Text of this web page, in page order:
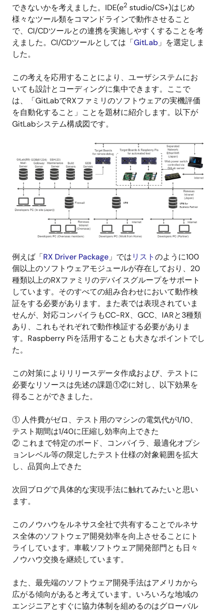
できないかを考えました。IDE(e2 studio/CS+)はじめ
様々なツール類をコマンドラインで動作させること
で、CI/CDツールとの連携を実施しやすくすることを考
えました。CI/CDツールとしては「GitLab」を選定しま
した。
この考えを応用することにより、ユーザシステムにお
いても設計とコーディングに集中できます。ここで
は、「GitLabでRXファミリのソフトウェアの実機評価
を自動化すること」ことを題材に紹介します。以下が
GitLabシステム構成図です。
像
例えば「RX Driver Package」ではリストのように100
個以上のソフトウェアモジュールが存在しており、20
種類以上のRXファミリのデバイスグループをサポート
しています。そのすべての組み合わせにおいて動作検
証をする必要があります。また表では表現されていま
せんが、対応コンパイラもCC-RX、GCC、IARと3種類
あり、これもそれぞれで動作検証する必要がありま
す。Raspberry Piを活用することも大きなポイントでし
た。
この対策によりリリースデータ作成および、テストに
必要なリソースは先述の課題①②に対し、以下効果を
得ることができました。
① 人件費がゼロ、テスト用のマシンの電気代が1/10、
テスト期間は1/40に圧縮し効率向上できた
② これまで特定のボード、コンパイラ、最適化オプシ
ョンレベル等の限定したテスト仕様の対象範囲を拡大
し、品質向上できた
次回ブログで具体的な実現手法に触れてみたいと思い
ます。
このノウハウをルネサス全社で共有することでルネサ
ス全体のソフトウェア開発効率を向上させることにト
ライしています。車載ソフトウェア開発部門とも日々
ノウハウ交換を継続しています。
また、最先端のソフトウェア開発手法はアメリカから
広がる傾向があると考えています。いろいろな地域の
エンジニアとすぐに協力体制を組めるのはグローバル